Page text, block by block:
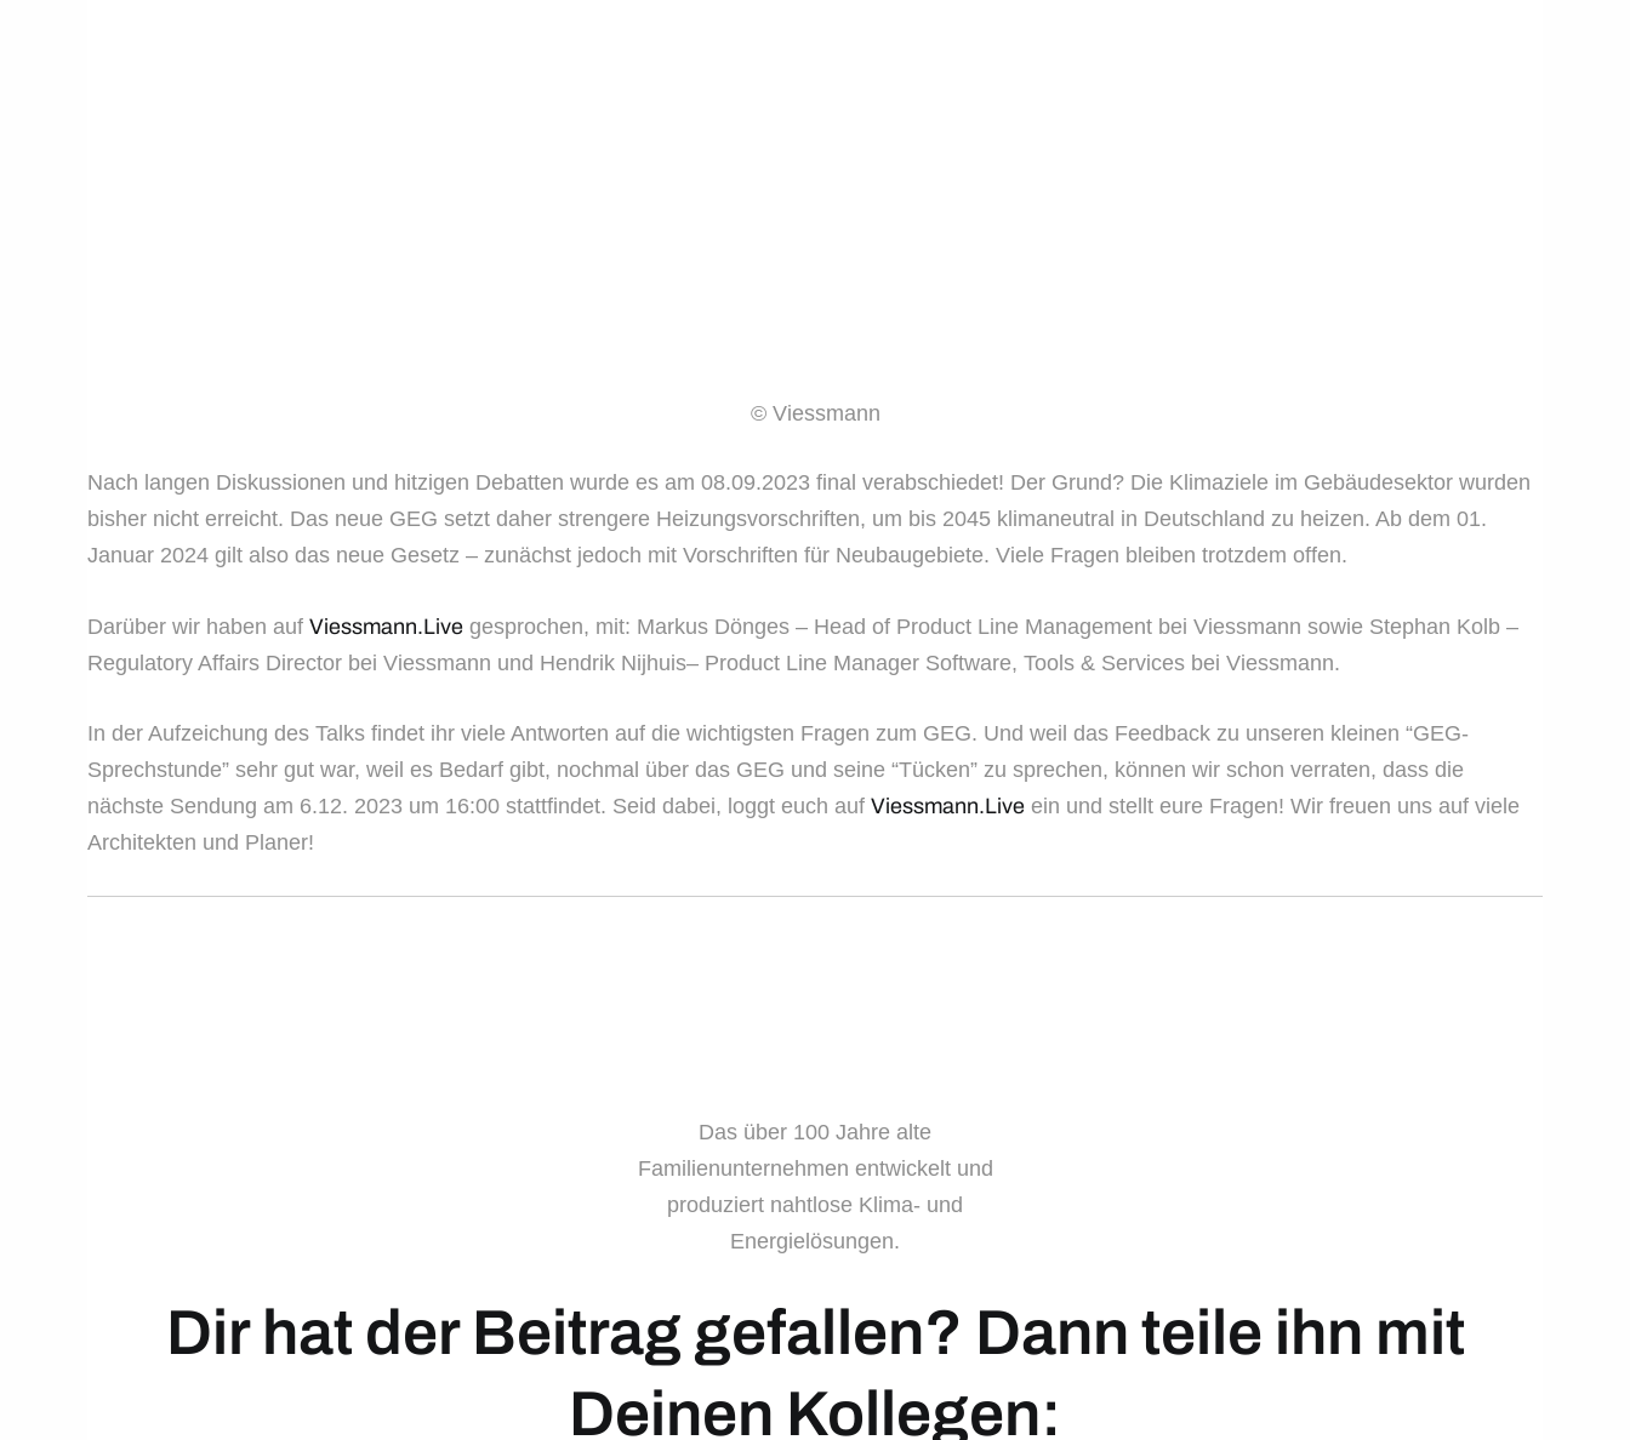
© Viessmann
Nach langen Diskussionen und hitzigen Debatten wurde es am 08.09.2023 final verabschiedet! Der Grund? Die Klimaziele im Gebäudesektor wurden
bisher nicht erreicht. Das neue GEG setzt daher strengere Heizungsvorschriften, um bis 2045 klimaneutral in Deutschland zu heizen. Ab dem 01.
Januar 2024 gilt also das neue Gesetz – zunächst jedoch mit Vorschriften für Neubaugebiete. Viele Fragen bleiben trotzdem offen.
Darüber wir haben auf Viessmann.Live gesprochen, mit: Markus Dönges – Head of Product Line Management bei Viessmann sowie Stephan Kolb –
Regulatory Affairs Director bei Viessmann und Hendrik Nijhuis– Product Line Manager Software, Tools & Services bei Viessmann.
In der Aufzeichung des Talks findet ihr viele Antworten auf die wichtigsten Fragen zum GEG. Und weil das Feedback zu unseren kleinen “GEG-
Sprechstunde” sehr gut war, weil es Bedarf gibt, nochmal über das GEG und seine “Tücken” zu sprechen, können wir schon verraten, dass die
nächste Sendung am 6.12. 2023 um 16:00 stattfindet. Seid dabei, loggt euch auf Viessmann.Live ein und stellt eure Fragen! Wir freuen uns auf viele
Architekten und Planer!
Das über 100 Jahre alte
Familienunternehmen entwickelt und
produziert nahtlose Klima- und
Energielösungen.
Dir hat der Beitrag gefallen? Dann teile ihn mit
Deinen Kollegen: